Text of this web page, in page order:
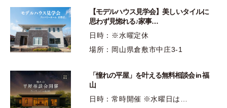
【モデルハウス見学会】美しいタイルに
思わず見惚れる♪家事…
日時：※水曜定休
場所：岡山県倉敷市中庄3-1
「憧れの平屋」を叶える無料相談会 in 福
山
日時：常時開催 ※水曜日は…